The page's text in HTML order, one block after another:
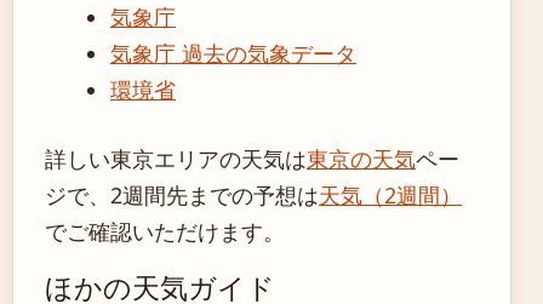
気象庁
気象庁 過去の気象データ
環境省
詳しい東京エリアの天気は東京の天気ペー
ジで、2週間先までの予想は天気（2週間）
でご確認いただけます。
ほかの天気ガイド